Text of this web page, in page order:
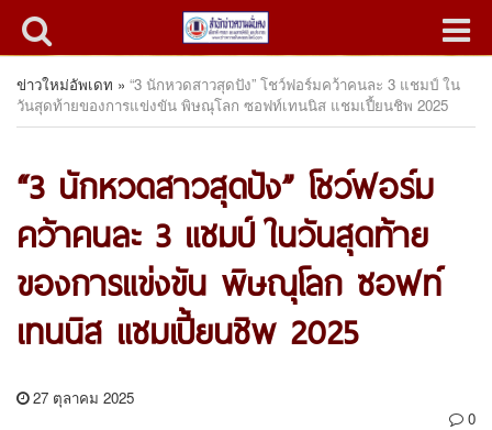
ข่าวใหม่อัพเดท » “3 นักหวดสาวสุดปัง” โชว์ฟอร์มคว้าคนละ 3 แชมป์ ใน
วันสุดท้ายของการแข่งขัน พิษณุโลก ซอฟท์เทนนิส แชมเปี้ยนชิพ 2025
“3 นักหวดสาวสุดปัง” โชว์ฟอร์ม
คว้าคนละ 3 แชมป์ ในวันสุดท้าย
ของการแข่งขัน พิษณุโลก ซอฟท์
เทนนิส แชมเปี้ยนชิพ 2025
27 ตุลาคม 2025
0